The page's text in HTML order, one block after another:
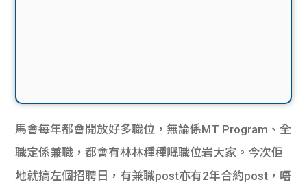
馬會每年都會開放好多職位，無論係MT Program、全
職定係兼職，都會有林林種種嘅職位岩大家。今次佢
地就搞左個招聘日，有兼職post亦有2年合約post，唔